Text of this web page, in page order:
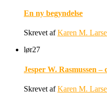
En ny begyndelse
Skrevet afKaren M.
lør27
Jesper W. Rasmussen –
Skrevet afKaren M.